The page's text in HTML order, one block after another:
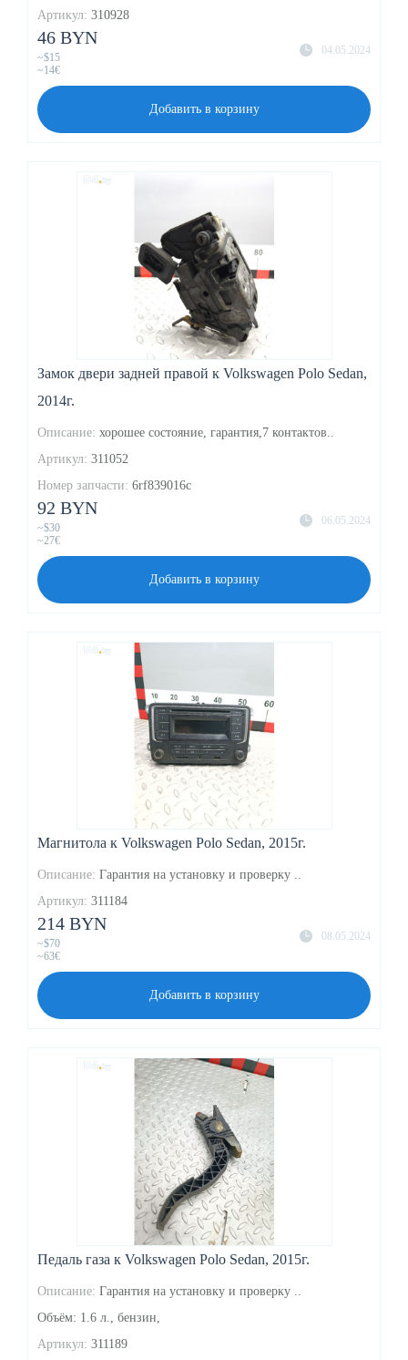
Артикул: 310928
04.05.2024
46 BYN
~$15
~14€
Добавить в корзину
Замок двери задней правой к Volkswagen Polo Sedan,
2014г.
Описание: хорошее состояние, гарантия,7 контактов..
Артикул: 311052
Номер запчасти: 6rf839016c
06.05.2024
92 BYN
~$30
~27€
Добавить в корзину
Магнитола к Volkswagen Polo Sedan, 2015г.
Описание: Гарантия на установку и проверку ..
Артикул: 311184
08.05.2024
214 BYN
~$70
~63€
Добавить в корзину
Педаль газа к Volkswagen Polo Sedan, 2015г.
Описание: Гарантия на установку и проверку ..
Объём: 1.6 л., бензин,
Артикул: 311189